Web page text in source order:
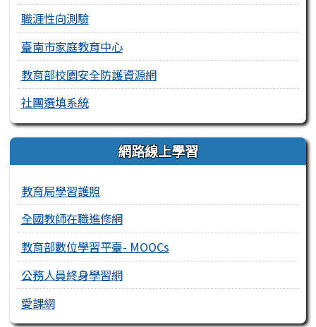
職涯性向測驗
臺南市家庭教育中心
教育部校園安全防護資源網
社團選填系統
網路線上學習
教育局學習護照
全國教師在職進修網
教育部數位學習平臺- MOOCs
公務人員終身學習網
愛課網